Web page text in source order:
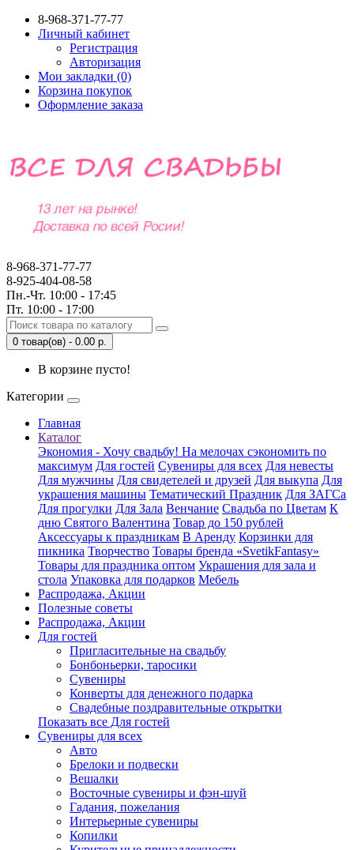
8-968-371-77-77
Личный кабинет
Регистрация
Авторизация
Мои закладки (0)
Корзина покупок
Оформление заказа
8-968-371-77-77
8-925-404-08-58
Пн.-Чт. 10:00 - 17:45
Пт. 10:00 - 17:00
0 товар(ов) - 0.00 р.
В корзине пусто!
Категории
Главная
Каталог
Экономия - Хочу свадьбу! На мелочах сэкономить по
максимум Для гостей Сувениры для всех Для невесты
Для мужчины Для свидетелей и друзей Для выкупа Для
украшения машины Тематический Праздник Для ЗАГСа
Для прогулки Для Зала Венчание Свадьба по Цветам К
дню Святого Валентина Товар до 150 рублей
Аксессуары к праздникам В Аренду Корзинки для
пикника Творчество Товары бренда «SvetikFantasy»
Товары для праздника оптом Украшения для зала и
стола Упаковка для подарков Мебель
Распродажа, Акции
Полезные советы
Распродажа, Акции
Для гостей
Пригласительные на свадьбу
Бонбоньерки, таросики
Сувениры
Конверты для денежного подарка
Свадебные поздравительные открытки
Показать все Для гостей
Сувениры для всех
Авто
Брелоки и подвески
Вешалки
Восточные сувениры и фэн-шуй
Гадания, пожелания
Интерьерные сувениры
Копилки